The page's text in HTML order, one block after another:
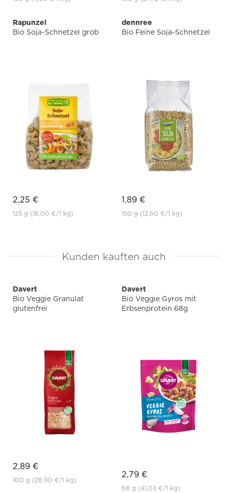
Rapunzel
Bio Soja-Schnetzel grob
2,25 €
125 g (18,00 €/1 kg)
dennree
Bio Feine Soja-Schnetzel
1,89 €
150 g (12,60 €/1 kg)
Kunden kauften auch
Davert
Bio Veggie Granulat
glutenfrei
2,89 €
100 g (28,90 €/1 kg)
Davert
Bio Veggie Gyros mit
Erbsenprotein 68g
2,79 €
68 g (41,03 €/1 kg)